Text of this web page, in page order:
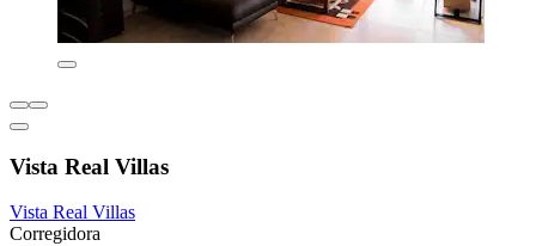
Vista Real Villas
Vista Real Villas
Corregidora